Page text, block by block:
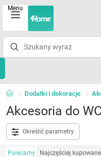
Menu
Dodatki i dekoracje
Akcesoria do WC
Określić parametry
Polecamy Najczęściej kupowane